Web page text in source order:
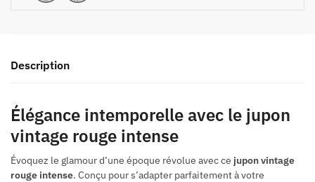
Description
Élégance intemporelle avec le jupon
vintage rouge intense
Évoquez le glamour d’une époque révolue avec ce jupon vintage
rouge intense. Conçu pour s’adapter parfaitement à votre